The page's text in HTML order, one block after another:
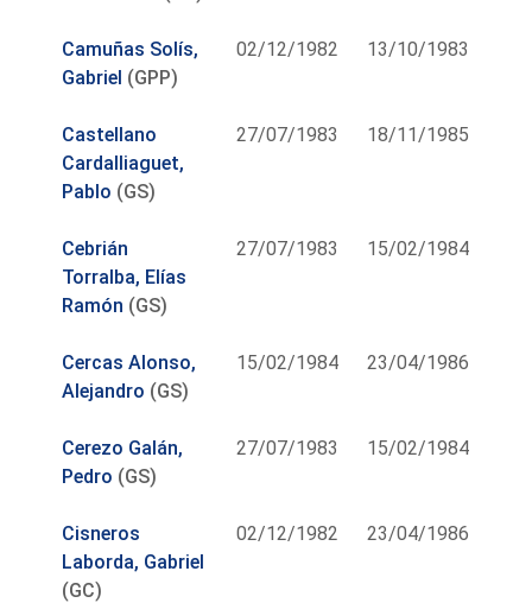
Camuñas Solís,
Gabriel (GPP)
02/12/1982 13/10/1983
Castellano
Cardalliaguet,
Pablo (GS)
27/07/1983 18/11/1985
Cebrián
Torralba, Elías
Ramón (GS)
27/07/1983 15/02/1984
Cercas Alonso,
Alejandro (GS)
15/02/1984 23/04/1986
Cerezo Galán,
Pedro (GS)
27/07/1983 15/02/1984
Cisneros
Laborda, Gabriel
(GC)
02/12/1982 23/04/1986